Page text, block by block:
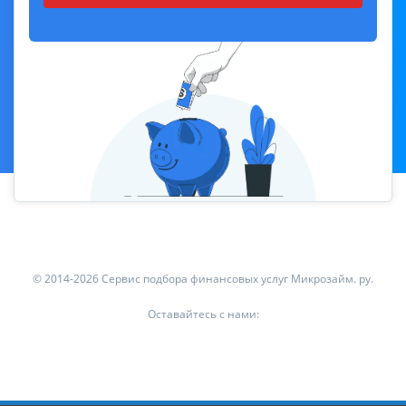
© 2014-2026 Сервис подбора финансовых услуг Микрозайм. ру.
Оставайтесь с нами: